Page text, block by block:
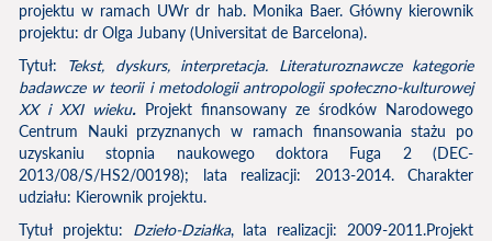
projektu w ramach UWr dr hab. Monika Baer. Główny kierownik
projektu: dr Olga Jubany (Universitat de Barcelona).
Tytuł: Tekst, dyskurs, interpretacja. Literaturoznawcze kategorie
badawcze w teorii i metodologii antropologii społeczno-kulturowej
XX i XXI wieku. Projekt finansowany ze środków Narodowego
Centrum Nauki przyznanych w ramach finansowania stażu po
uzyskaniu stopnia naukowego doktora Fuga 2 (DEC-
2013/08/S/HS2/00198); lata realizacji: 2013-2014. Charakter
udziału: Kierownik projektu.
Tytuł projektu: Dzieło-Działka, lata realizacji: 2009-2011.Projekt